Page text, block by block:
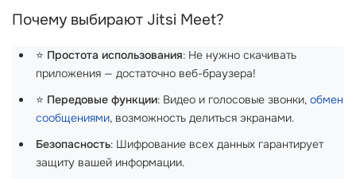
Почему выбирают Jitsi Meet?
⭐ Простота использования: Не нужно скачивать
приложения — достаточно веб-браузера!
⭐ Передовые функции: Видео и голосовые звонки, обмен
сообщениями, возможность делиться экранами.
Безопасность: Шифрование всех данных гарантирует
защиту вашей информации.